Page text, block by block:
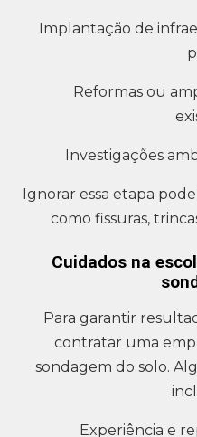
Implantação de
Reformas ou
Investigações
Ignorar essa etapa
como fissuras,
Cuidados na
Para garantir
contratar uma
sondagem do solo.
Experiência e